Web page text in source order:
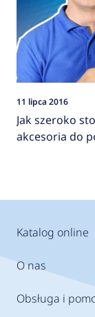
11 lipca 2016
Jak szeroko
akcesoria do
Katalog online
O nas
Obsługa i